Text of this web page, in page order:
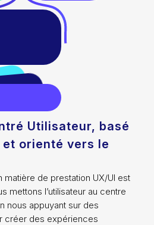
Utilisateur, basé
orienté vers le
matière de prestation UX/UI est
mettons l’utilisateur au centre
nous appuyant sur des
créer des expériences